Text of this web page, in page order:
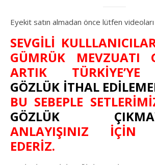
Eyekit satın almadan önce lütfen
SEVGİLİ
GÜMRÜK MEVZUATI
ARTIK
GÖZLÜK İTHAL
BU SEBEPLE
GÖZLÜK
ANLAYIŞINIZ İÇİN
EDERİZ.